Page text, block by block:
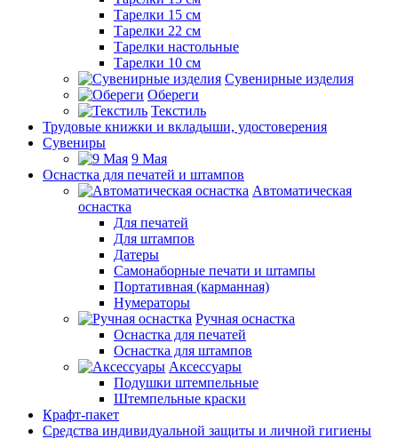
Тарелки 15 см
Тарелки 22 см
Тарелки настольные
Тарелки 10 см
Сувенирные изделия
Обереги
Текстиль
Трудовые книжки и вкладыши, удостоверения
Сувениры
9 Мая
Оснастка для печатей и штампов
Автоматическая
оснастка
Для печатей
Для штампов
Датеры
Самонаборные печати и штампы
Портативная (карманная)
Нумераторы
Ручная оснастка
Оснастка для печатей
Оснастка для штампов
Аксессуары
Подушки штемпельные
Штемпельные краски
Крафт-пакет
Средства индивидуальной защиты и личной гигиены